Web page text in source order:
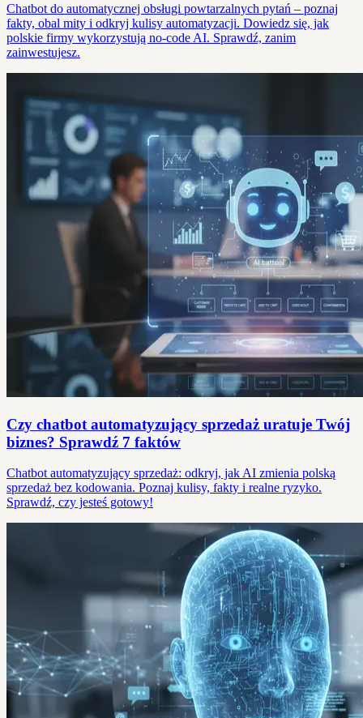
Chatbot do automatycznej obsługi powtarzalnych pytań – poznaj
fakty, obal mity i odkryj kulisy automatyzacji. Dowiedz się, jak
polskie firmy wykorzystują no-code AI. Sprawdź, zanim
zainwestujesz.
Czy chatbot automatyzujący sprzedaż uratuje Twój
biznes? Sprawdź 7 faktów
Chatbot automatyzujący sprzedaż: odkryj, jak AI zmienia polską
sprzedaż bez kodowania. Poznaj kulisy, fakty i realne ryzyko.
Sprawdź, czy jesteś gotowy!